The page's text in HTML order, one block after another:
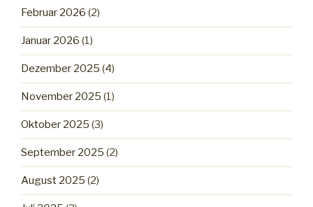
Februar 2026 (2)
Januar 2026 (1)
Dezember 2025 (4)
November 2025 (1)
Oktober 2025 (3)
September 2025 (2)
August 2025 (2)